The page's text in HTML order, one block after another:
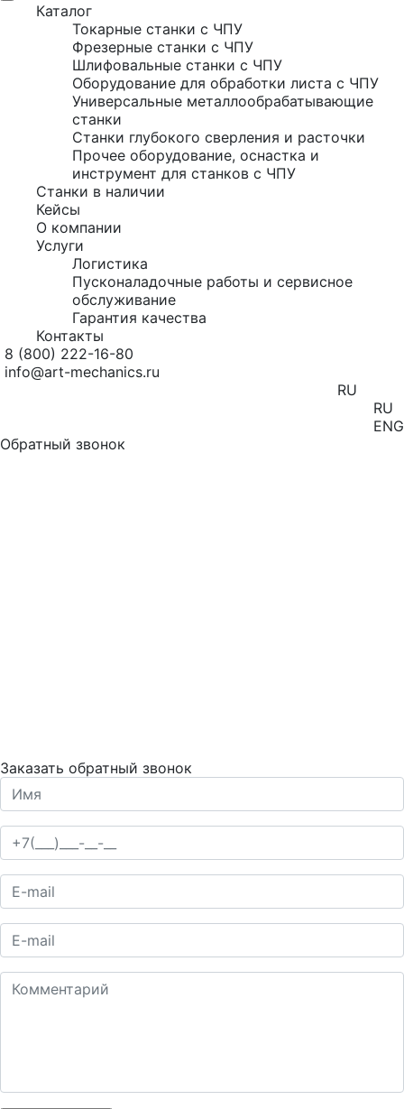
Каталог
Токарные станки с ЧПУ
Фрезерные станки с ЧПУ
Шлифовальные станки с ЧПУ
Оборудование для обработки листа с ЧПУ
Универсальные металлообрабатывающие
станки
Станки глубокого сверления и расточки
Прочее оборудование, оснастка и
инструмент для станков с ЧПУ
Станки в наличии
Кейсы
О компании
Услуги
Логистика
Пусконаладочные работы и сервисное
обслуживание
Гарантия качества
Контакты
8 (800) 222-16-80
info@art-mechanics.ru
RU
RU
ENG
Обратный звонок
Заказать обратный звонок